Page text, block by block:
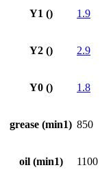
Y1 () 1.9
Y2 () 2.9
Y0 () 1.8
grease (min1) 850
oil (min1) 1100